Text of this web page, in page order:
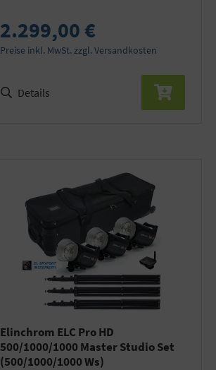
2.299,00 €
Preise inkl. MwSt. zzgl. Versandkosten
Details
Elinchrom ELC Pro HD
500/1000/1000 Master Studio Set
(500/1000/1000 Ws)